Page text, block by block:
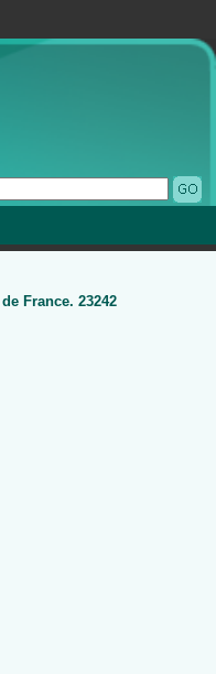
France. 23242